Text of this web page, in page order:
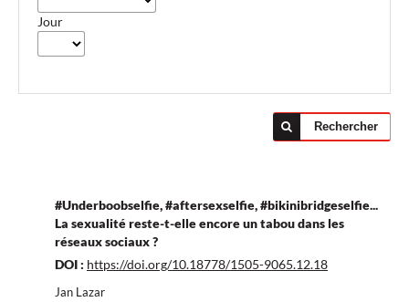
Jour
Rechercher
#Underboobselfie, #aftersexselfie, #bikinibridgeselfie...
La sexualité reste-t-elle encore un tabou dans les
réseaux sociaux ?
DOI : https://doi.org/10.18778/1505-9065.12.18
Jan Lazar